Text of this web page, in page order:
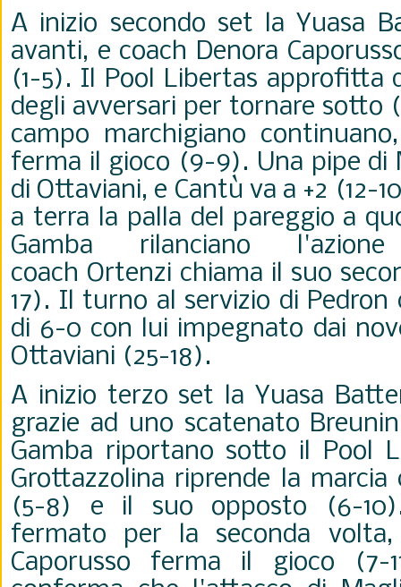
A inizio secondo set la Yuasa
avanti, e coach Denora
(1-5). Il Pool Libertas approfitta
degli avversari per tornare sotto
campo marchigiano
ferma il gioco (9-9). Una pipe di
di Ottaviani, e Cantù va a +2 (12-
a terra la palla del pareggio a
Gamba rilanciano
coach Ortenzi chiama il suo
17). Il turno al servizio di
di 6-0 con lui impegnato dai
Ottaviani (25-18).
A inizio terzo set la Yuasa
grazie ad uno scatenato
Gamba riportano sotto il Pool
Grottazzolina riprende la
(5-8) e il suo opposto (6-
fermato per la seconda
Caporusso ferma il gioco (7-